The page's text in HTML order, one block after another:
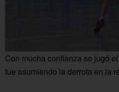
Con mucha confianza se jugó
fue asumiendo la derrota en la